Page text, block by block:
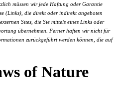
müssen wir jede Haftung oder Garantie
(Links), die direkt oder indirekt angeboten
Sites, die Sie mittels eines Links oder
übernehmen. Ferner haften wir nicht für
zurückgeführt werden können, die auf
of Nature